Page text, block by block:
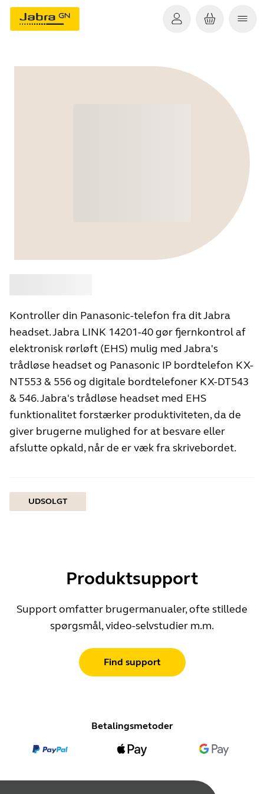
Kontroller din Panasonic-telefon fra dit Jabra
headset. Jabra LINK 14201-40 gør fjernkontrol af
elektronisk rørløft (EHS) mulig med Jabra's
trådløse headset og Panasonic IP bordtelefon KX-
NT553 & 556 og digitale bordtelefoner KX-DT543
& 546. Jabra's trådløse headset med EHS
funktionalitet forstærker produktiviteten, da de
giver brugerne mulighed for at besvare eller
afslutte opkald, når de er væk fra skrivebordet.
UDSOLGT
Produktsupport
Support omfatter brugermanualer, ofte stillede
spørgsmål, video-selvstudier m.m.
Find support
Betalingsmetoder